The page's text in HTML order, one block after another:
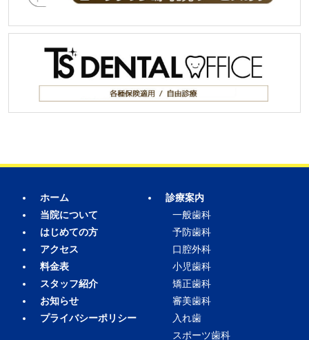
ホーム
当院について
はじめての方
アクセス
料金表
スタッフ紹介
お知らせ
プライバシーポリシー
診療案内
一般歯科
予防歯科
口腔外科
小児歯科
矯正歯科
審美歯科
入れ歯
スポーツ歯科